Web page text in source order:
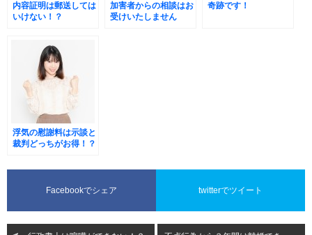
内容証明は郵送しては
いけない！？
加害者からの相談はお
受けいたしません
奇跡です！
浮気の慰謝料は示談と
裁判どっちがお得！？
Facebookでシェア twitterでツイート